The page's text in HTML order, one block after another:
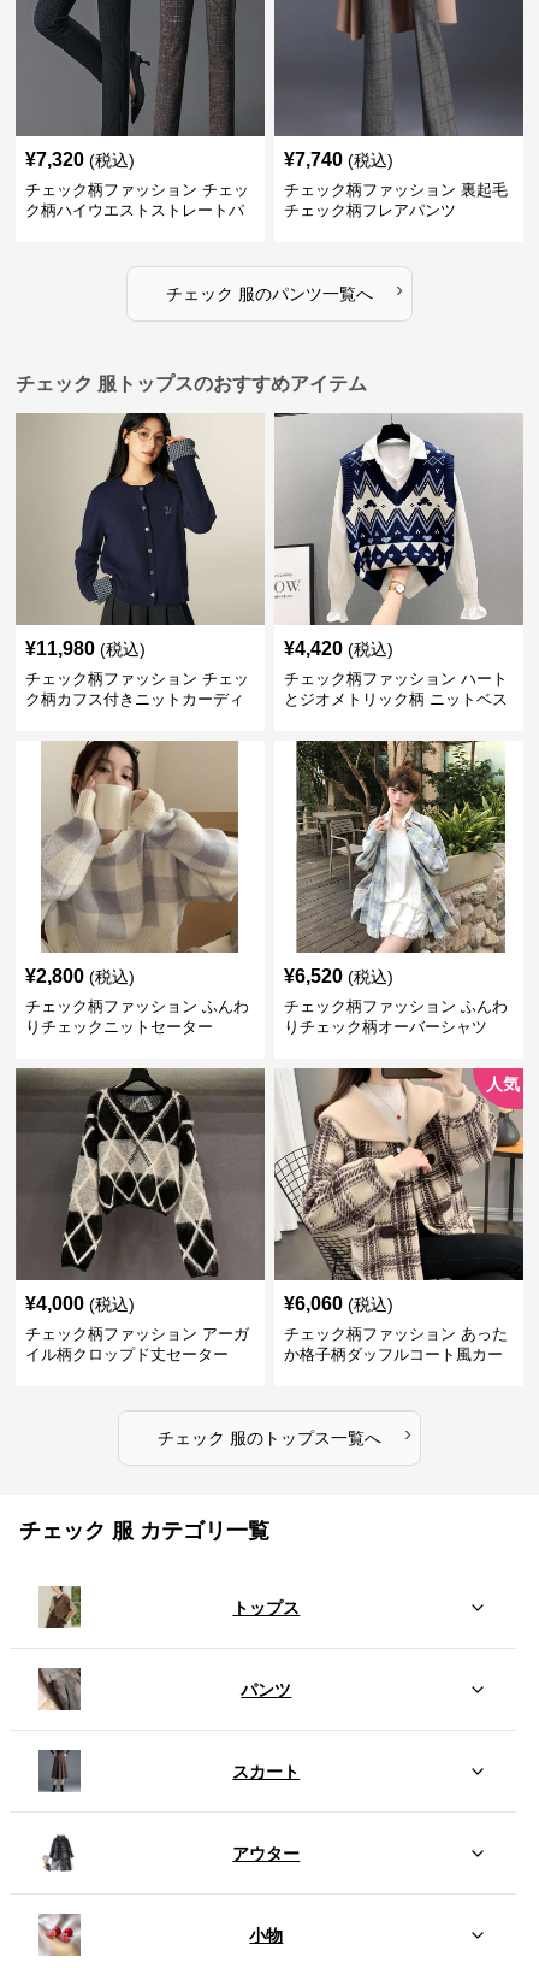
¥7,320 (税込)
チェック柄ファッション チェッ
ク柄ハイウエストストレートパ
¥7,740 (税込)
チェック柄ファッション 裏起毛
チェック柄フレアパンツ
チェック 服のパンツ一覧へ ›
チェック 服トップスのおすすめアイテム
¥11,980 (税込)
チェック柄ファッション チェッ
ク柄カフス付きニットカーディ
¥4,420 (税込)
チェック柄ファッション ハート
とジオメトリック柄 ニットベス
¥2,800 (税込)
チェック柄ファッション ふんわ
りチェックニットセーター
¥6,520 (税込)
チェック柄ファッション ふんわ
りチェック柄オーバーシャツ
¥4,000 (税込)
チェック柄ファッション アーガ
イル柄クロップド丈セーター
人気
¥6,060 (税込)
チェック柄ファッション あった
か格子柄ダッフルコート風カー
チェック 服のトップス一覧へ ›
チェック 服 カテゴリ一覧
トップス
パンツ
スカート
アウター
小物